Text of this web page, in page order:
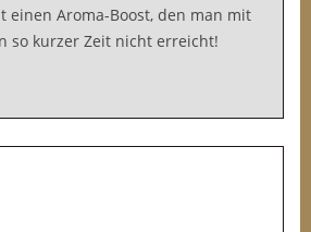
einen Aroma-Boost, den man mit
so kurzer Zeit nicht erreicht!